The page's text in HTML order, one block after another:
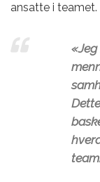
ansatte i teamet.